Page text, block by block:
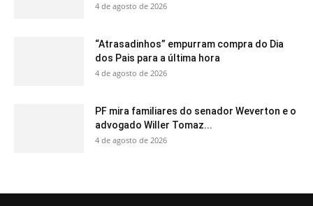
4 de agosto de 2026
“Atrasadinhos” empurram compra do Dia
dos Pais para a última hora
4 de agosto de 2026
PF mira familiares do senador Weverton e o
advogado Willer Tomaz...
4 de agosto de 2026